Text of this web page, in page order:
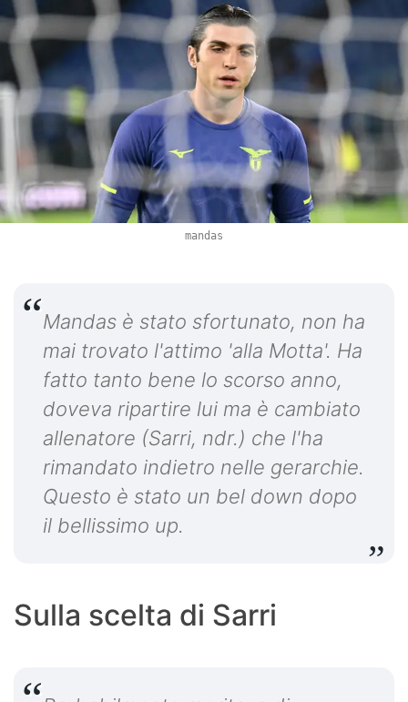
mandas
Mandas è stato sfortunato, non ha
mai trovato l'attimo 'alla Motta'. Ha
fatto tanto bene lo scorso anno,
doveva ripartire lui ma è cambiato
allenatore (Sarri, ndr.) che l'ha
rimandato indietro nelle gerarchie.
Questo è stato un bel down dopo
il bellissimo up.
Sulla scelta di Sarri